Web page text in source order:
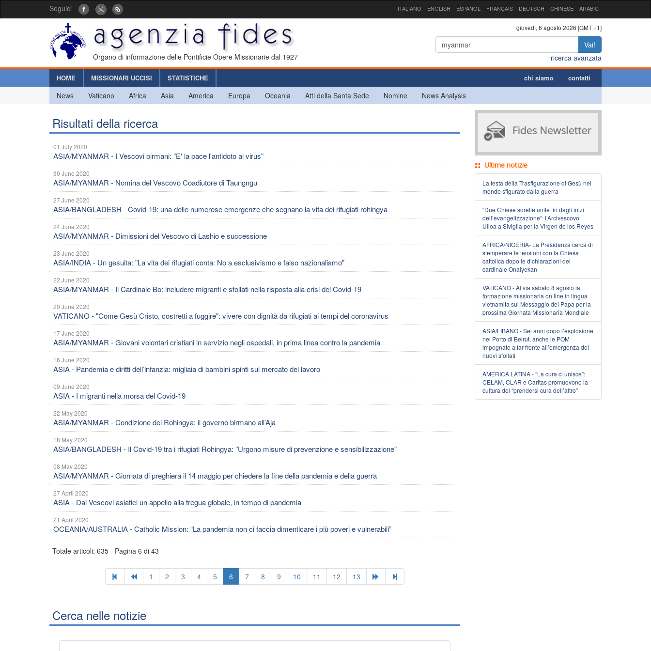
Seguici ITALIANO ENGLISH ESPAÑOL FRANÇAIS DEUTSCH CHINESE ARABIC
Organo di informazione delle Pontificie Opere Missionarie dal 1927
giovedì, 6 agosto 2026 [GMT +1]
Vai!
ricerca avanzata
HOME MISSIONARI UCCISI STATISTICHE chi siamo contatti
News Vaticano Africa Asia America Europa Oceania Atti della Santa Sede Nomine News Analysis
Risultati della ricerca
01 July 2020
ASIA/MYANMAR - I Vescovi birmani: "E' la pace l'antidoto al virus"
30 June 2020
ASIA/MYANMAR - Nomina del Vescovo Coadiutore di Taungngu
27 June 2020
ASIA/BANGLADESH - Covid-19: una delle numerose emergenze che segnano la vita dei rifugiati rohingya
24 June 2020
ASIA/MYANMAR - Dimissioni del Vescovo di Lashio e successione
23 June 2020
ASIA/INDIA - Un gesuita: "La vita dei rifugiati conta: No a esclusivismo e falso nazionalismo"
22 June 2020
ASIA/MYANMAR - Il Cardinale Bo: includere migranti e sfollati nella risposta alla crisi del Covid-19
20 June 2020
VATICANO - "Come Gesù Cristo, costretti a fuggire": vivere con dignità da rifugiati ai tempi del coronavirus
17 June 2020
ASIA/MYANMAR - Giovani volontari cristiani in servizio negli ospedali, in prima linea contro la pandemia
16 June 2020
ASIA - Pandemia e diritti dell’infanzia: migliaia di bambini spinti sul mercato del lavoro
09 June 2020
ASIA - I migranti nella morsa del Covid-19
22 May 2020
ASIA/MYANMAR - Condizione dei Rohingya: il governo birmano all’Aja
18 May 2020
ASIA/BANGLADESH - Il Covid-19 tra i rifugiati Rohingya: "Urgono misure di prevenzione e sensibilizzazione"
08 May 2020
ASIA/MYANMAR - Giornata di preghiera il 14 maggio per chiedere la fine della pandemia e della guerra
27 April 2020
ASIA - Dai Vescovi asiatici un appello alla tregua globale, in tempo di pandemia
21 April 2020
OCEANIA/AUSTRALIA - Catholic Mission: “La pandemia non ci faccia dimenticare i più poveri e vulnerabili”
Totale articoli: 635 - Pagina 6 di 43
1 2 3 4 5 6 7 8 9 10 11 12 13
Cerca nelle notizie
Ultime notizie
La festa della Trasfigurazione di Gesù nel
mondo sfigurato dalla guerra
“Due Chiese sorelle unite fin dagli inizi
dell’evangelizzazione”: l’Arcivescovo
Ulloa a Siviglia per la Virgen de los Reyes
AFRICA/NIGERIA- La Presidenza cerca di
stemperare le tensioni con la Chiesa
cattolica dopo le dichiarazioni del
cardinale Onaiyekan
VATICANO - Al via sabato 8 agosto la
formazione missionaria on line in lingua
vietnamita sul Messaggio del Papa per la
prossima Giornata Missionaria Mondiale
ASIA/LIBANO - Sei anni dopo l’esplosione
nel Porto di Beirut, anche le POM
impegnate a far fronte all’emergenza dei
nuovi sfollati
AMERICA LATINA - “La cura ci unisce”:
CELAM, CLAR e Caritas promuovono la
cultura del “prendersi cura dell’altro”